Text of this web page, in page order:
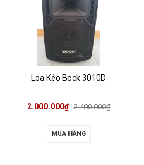
Loa Kéo Bock 3010D
2.000.000₫ 2.400.000₫
MUA HÀNG